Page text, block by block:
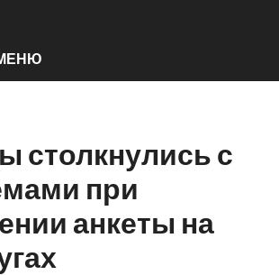
столкнулись с
при
анкеты на